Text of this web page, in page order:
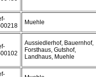
Muehle
Aussiedlerhof, Bauernhof,
Forsthaus, Gutshof,
Landhaus, Muehle